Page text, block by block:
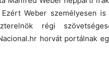
Weber személyesen
régi
horvát portálnak